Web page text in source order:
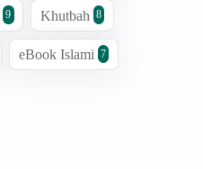
9 Khutbah 8
eBook Islami 7